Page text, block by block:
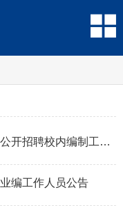
广东食品药品职业学院2026年第一批公开招聘校内编制工作人员公告
编工作人员公告